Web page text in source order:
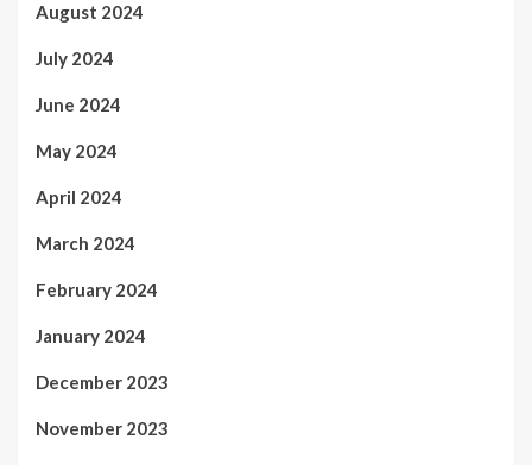
August 2024
July 2024
June 2024
May 2024
April 2024
March 2024
February 2024
January 2024
December 2023
November 2023